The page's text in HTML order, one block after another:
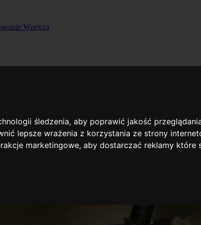
śledzenia, aby poprawić jakość
lepsze wrażenia z korzystania ze strony
marketingowe,aby dostarczać reklamy które
Wnętrza
sprzątania?